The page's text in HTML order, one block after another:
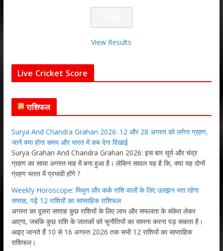
View Results
Live Cricket Score
राशिफल
Surya And Chandra Grahan 2026: 12 और 28 अगस्त को लगेगा ग्रहण,
जानें क्या होगा समय और भारत में कब देगा दिखाई
Surya Grahan And Chandra Grahan 2026: इस बार सूर्य और चंद्र
ग्रहण का साया अगस्त माह में बना हुआ है। लेकिन सावल यह है कि, क्या यह दोनों
ग्रहण भारत में प्रभावी होंगे ?
Weekly Horoscope: मिथुन और कर्क राशि वालों के लिए उलझन भरा रहेगा
सप्ताह, पढ़ें 12 राशियों का साप्ताहिक राशिफल
अगस्त का दूसरा सप्ताह कुछ राशियों के लिए लाभ और सफलता के संकेत लेकर
आएगा, जबकि कुछ राशि के जातकों को चुनौतियों का सामना करना पड़ सकता है।
आइए जानते हैं 10 से 16 अगस्त 2026 तक सभी 12 राशियों का साप्ताहिक
राशिफल।